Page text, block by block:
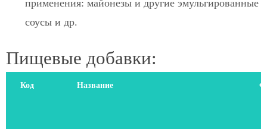
применения: майонезы и другие эмульгированные
соусы и др.
Пищевые добавки:
Код Название